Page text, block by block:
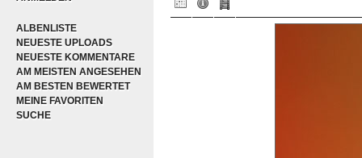
ALBENLISTE
NEUESTE UPLOADS
NEUESTE KOMMENTARE
AM MEISTEN ANGESEHEN
AM BESTEN BEWERTET
MEINE FAVORITEN
SUCHE